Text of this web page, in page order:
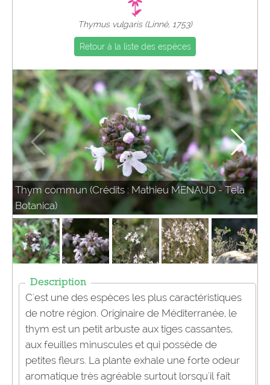
Thymus vulgaris (Linné, 1753)
Retour à la liste des espèces
Thym commun (Crédits : Mathieu MENAUD - Tela
Botanica)
Description
C'est une des espèces les plus caractéristiques
de notre région. Originaire de Méditerranée, le
thym est un petit arbuste aux tiges cassantes,
aux feuilles minuscules et qui possède de
petites fleurs. La plante exhale une forte odeur
aromatique très agréable surtout lorsqu'il fait